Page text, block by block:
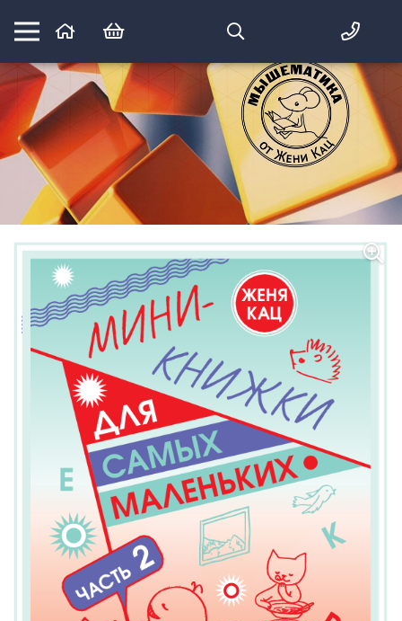
Математика вприпрыжку:
идеи и игры для детей и их родителей